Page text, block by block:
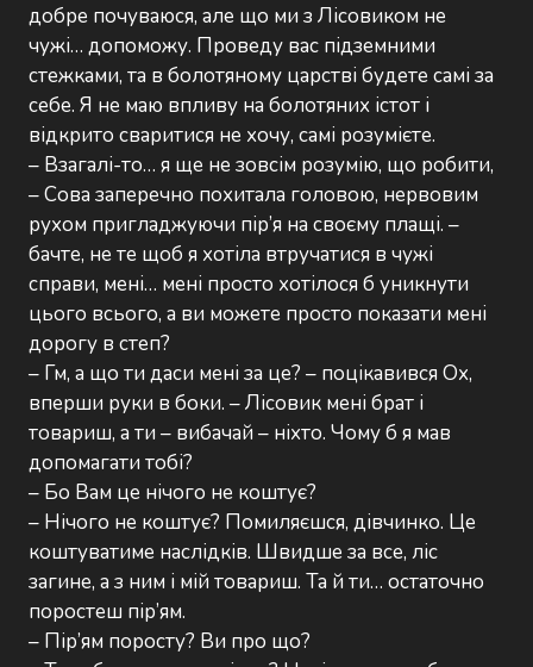
добре почуваюся, але що ми з Лісовиком не
чужі… допоможу. Проведу вас підземними
стежками, та в болотяному царстві будете самі за
себе. Я не маю впливу на болотяних істот і
відкрито сваритися не хочу, самі розумієте.
– Взагалі-то… я ще не зовсім розумію, що робити,
– Сова заперечно похитала головою, нервовим
рухом пригладжуючи пір’я на своєму плащі. –
бачте, не те щоб я хотіла втручатися в чужі
справи, мені… мені просто хотілося б уникнути
цього всього, а ви можете просто показати мені
дорогу в степ?
– Гм, а що ти даси мені за це? – поцікавився Ох,
вперши руки в боки. – Лісовик мені брат і
товариш, а ти – вибачай – ніхто. Чому б я мав
допомагати тобі?
– Бо Вам це нічого не коштує?
– Нічого не коштує? Помиляєшся, дівчинко. Це
коштуватиме наслідків. Швидше за все, ліс
загине, а з ним і мій товариш. Та й ти… остаточно
поростеш пір’ям.
– Пір’ям поросту? Ви про що?